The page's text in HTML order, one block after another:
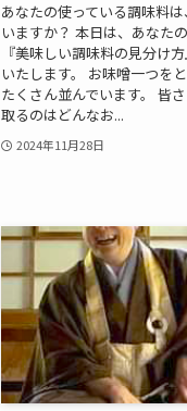
あなたの使っている調味料
いますか？ 本日は、あなた
『美味しい調味料の見分け
いたします。 お味噌一つを
たくさん並んでいます。 皆
取るのはどんなお...
2024年11月28日